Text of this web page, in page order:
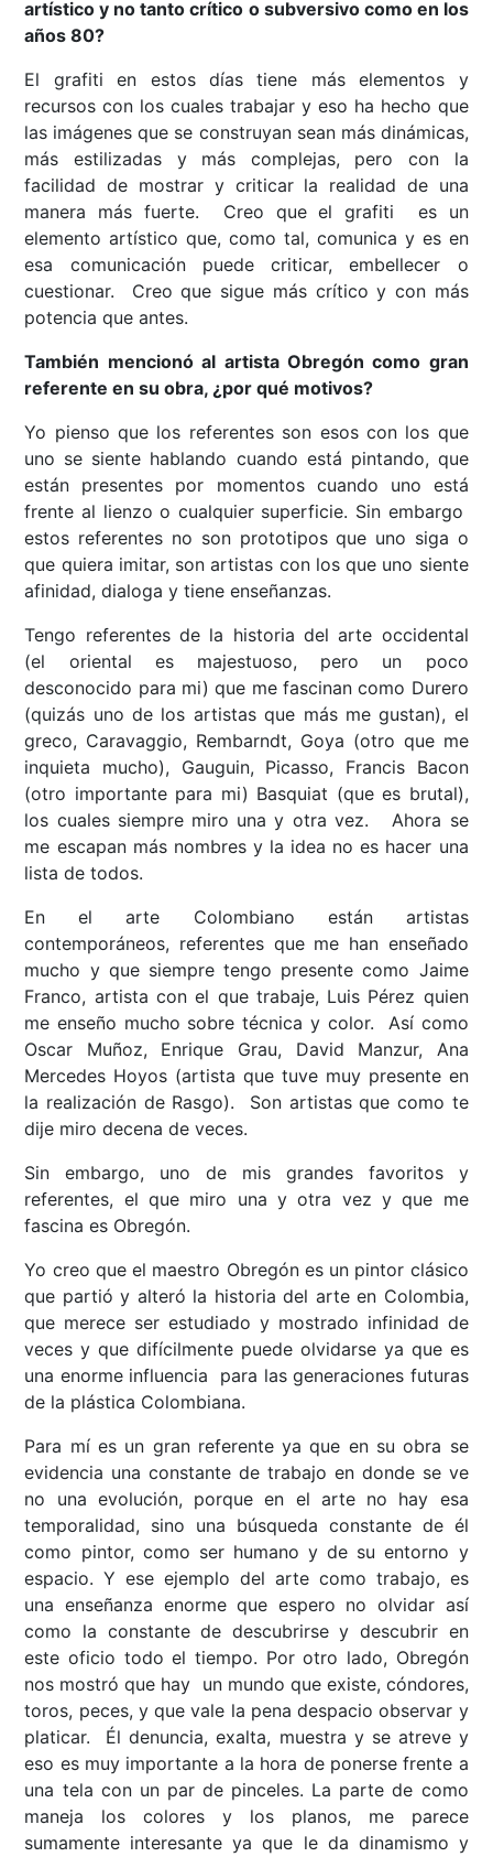
artístico y no tanto crítico o subversivo como en los
años 80?
El grafiti en estos días tiene más elementos y
recursos con los cuales trabajar y eso ha hecho que
las imágenes que se construyan sean más dinámicas,
más estilizadas y más complejas, pero con la
facilidad de mostrar y criticar la realidad de una
manera más fuerte. Creo que el grafiti es un
elemento artístico que, como tal, comunica y es en
esa comunicación puede criticar, embellecer o
cuestionar. Creo que sigue más crítico y con más
potencia que antes.
También mencionó al artista Obregón como gran
referente en su obra, ¿por qué motivos?
Yo pienso que los referentes son esos con los que
uno se siente hablando cuando está pintando, que
están presentes por momentos cuando uno está
frente al lienzo o cualquier superficie. Sin embargo
estos referentes no son prototipos que uno siga o
que quiera imitar, son artistas con los que uno siente
afinidad, dialoga y tiene enseñanzas.
Tengo referentes de la historia del arte occidental
(el oriental es majestuoso, pero un poco
desconocido para mi) que me fascinan como Durero
(quizás uno de los artistas que más me gustan), el
greco, Caravaggio, Rembarndt, Goya (otro que me
inquieta mucho), Gauguin, Picasso, Francis Bacon
(otro importante para mi) Basquiat (que es brutal),
los cuales siempre miro una y otra vez. Ahora se
me escapan más nombres y la idea no es hacer una
lista de todos.
En el arte Colombiano están artistas
contemporáneos, referentes que me han enseñado
mucho y que siempre tengo presente como Jaime
Franco, artista con el que trabaje, Luis Pérez quien
me enseño mucho sobre técnica y color. Así como
Oscar Muñoz, Enrique Grau, David Manzur, Ana
Mercedes Hoyos (artista que tuve muy presente en
la realización de Rasgo). Son artistas que como te
dije miro decena de veces.
Sin embargo, uno de mis grandes favoritos y
referentes, el que miro una y otra vez y que me
fascina es Obregón.
Yo creo que el maestro Obregón es un pintor clásico
que partió y alteró la historia del arte en Colombia,
que merece ser estudiado y mostrado infinidad de
veces y que difícilmente puede olvidarse ya que es
una enorme influencia para las generaciones futuras
de la plástica Colombiana.
Para mí es un gran referente ya que en su obra se
evidencia una constante de trabajo en donde se ve
no una evolución, porque en el arte no hay esa
temporalidad, sino una búsqueda constante de él
como pintor, como ser humano y de su entorno y
espacio. Y ese ejemplo del arte como trabajo, es
una enseñanza enorme que espero no olvidar así
como la constante de descubrirse y descubrir en
este oficio todo el tiempo. Por otro lado, Obregón
nos mostró que hay un mundo que existe, cóndores,
toros, peces, y que vale la pena despacio observar y
platicar. Él denuncia, exalta, muestra y se atreve y
eso es muy importante a la hora de ponerse frente a
una tela con un par de pinceles. La parte de como
maneja los colores y los planos, me parece
sumamente interesante ya que le da dinamismo y